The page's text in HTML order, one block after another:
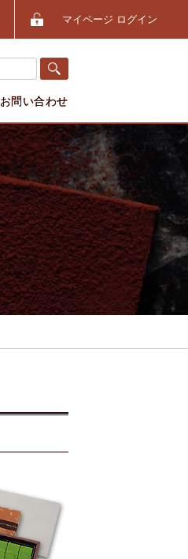
マイページ ログイン
お問い合わせ